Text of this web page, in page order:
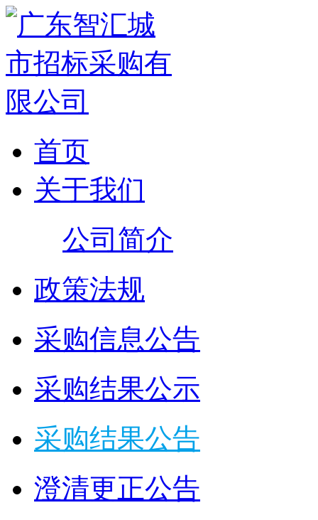
首页
关于我们
公司简介
政策法规
采购信息公告
采购结果公示
采购结果公告
澄清更正公告